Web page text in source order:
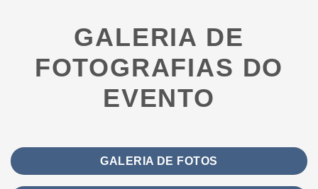
GALERIA DE
FOTOGRAFIAS DO
EVENTO
GALERIA DE FOTOS